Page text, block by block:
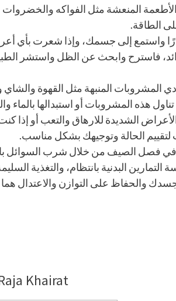
المنعشة مثل الفواكه والخضروات
الطاقة.
واستمع إلى جسمك، وإذا شعرت بأي
فاسترح وابحث عن الظل واستشر
المشروبات المنبهة مثل القهوة
هذه المشروبات أو استبدالها بالماء
الشديدة للارهاق والتعب أو إذا
الحالة وتوجيهك بشكل مناسب.
في فصل الصيف من خلال شرب السوائل
البدنية بانتظام، والتغذية
والحفاظ على التوازن والاعتدال هما
Khairat